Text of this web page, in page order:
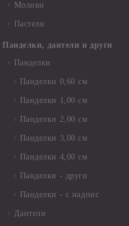
Моливи
Пастели
Панделки, дантели и други
Панделки
Панделки 0,60 см
Панделки 1,00 см
Панделки 2,00 см
Панделки 3,00 см
Панделки 4,00 см
Панделки - други
Панделки - с надпис
Дантели